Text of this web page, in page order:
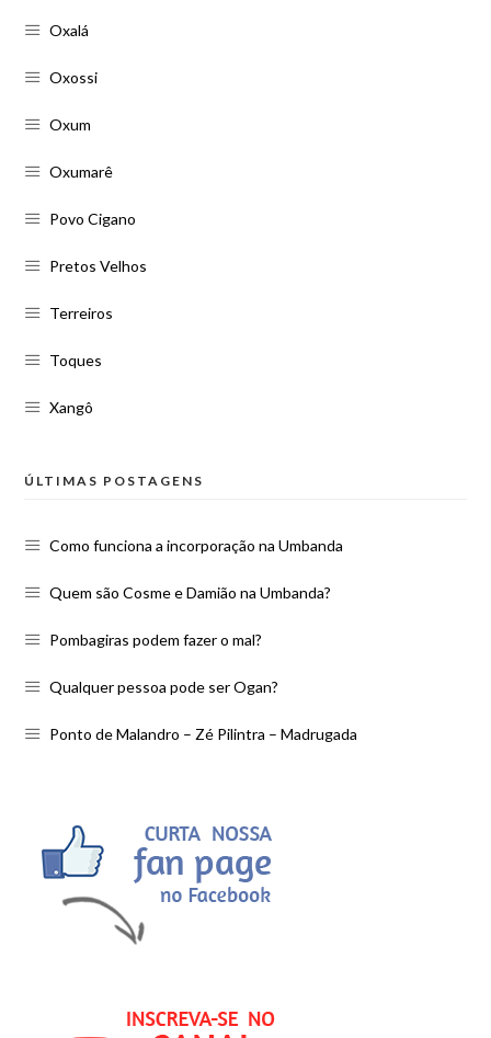
Oxalá
Oxossi
Oxum
Oxumarê
Povo Cigano
Pretos Velhos
Terreiros
Toques
Xangô
ÚLTIMAS POSTAGENS
Como funciona a incorporação na Umbanda
Quem são Cosme e Damião na Umbanda?
Pombagiras podem fazer o mal?
Qualquer pessoa pode ser Ogan?
Ponto de Malandro – Zé Pilintra – Madrugada